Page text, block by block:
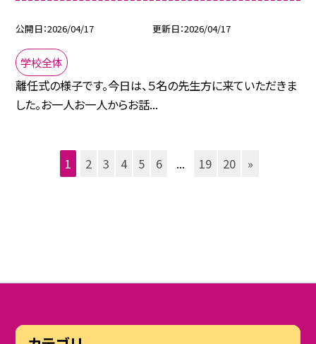
公開日 2026/04/17 更新日 2026/04/17
学校全体
離任式の様子です。今日は、５名の先生方に来ていただきま
した。お一人お一人からお話...
1 2 3 4 5 6 ... 19 20 »